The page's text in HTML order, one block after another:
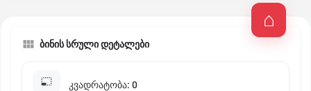
ბინის სრული დეტალები
კვადრატობა: 0